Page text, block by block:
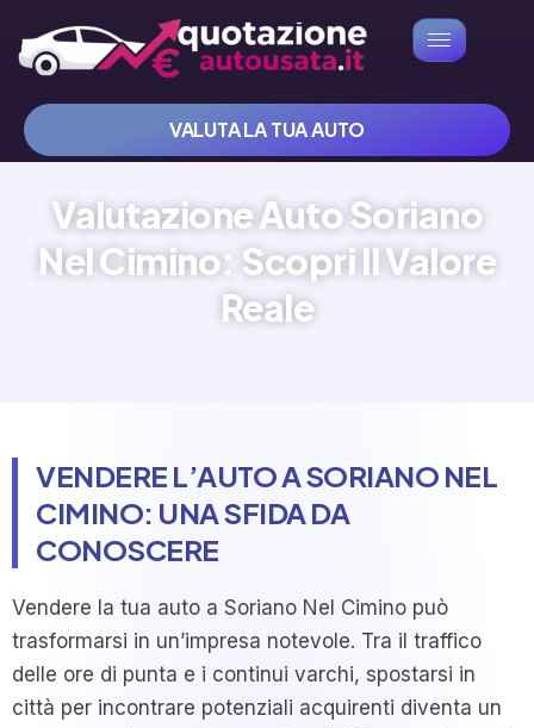
VALUTA LA TUA AUTO
Valutazione Auto Soriano
Nel Cimino: Scopri Il Valore
Reale
VENDERE L’AUTO A SORIANO NEL
CIMINO: UNA SFIDA DA
CONOSCERE
Vendere la tua auto a Soriano Nel Cimino può
trasformarsi in un’impresa notevole. Tra il traffico
delle ore di punta e i continui varchi, spostarsi in
città per incontrare potenziali acquirenti diventa un